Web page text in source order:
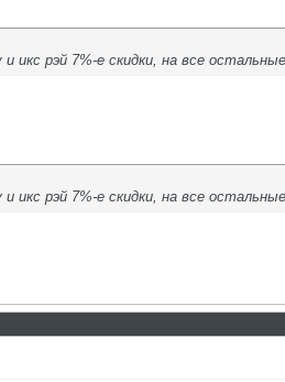
рэй 7%-е скидки, на все
рэй 7%-е скидки, на все